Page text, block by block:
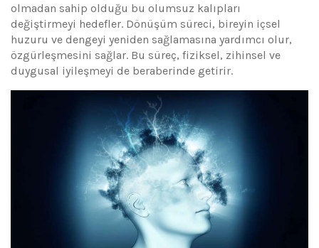
olmadan sahip olduğu bu olumsuz kalıpları
değiştirmeyi hedefler. Dönüşüm süreci, bireyin içsel
huzuru ve dengeyi yeniden sağlamasına yardımcı olur,
özgürleşmesini sağlar. Bu süreç, fiziksel, zihinsel ve
duygusal iyileşmeyi de beraberinde getirir.